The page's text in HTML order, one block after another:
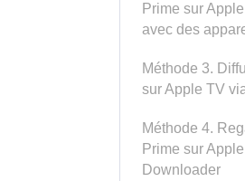
Prime sur
avec des
Méthode 3.
sur Apple TV
Méthode 4.
Prime sur
Downloader